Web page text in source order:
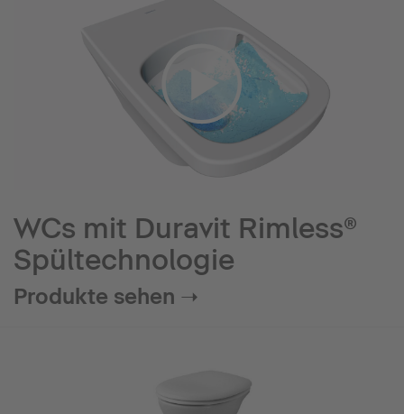
WCs mit Duravit Rimless®
Spültechnologie
Produkte sehen ➝